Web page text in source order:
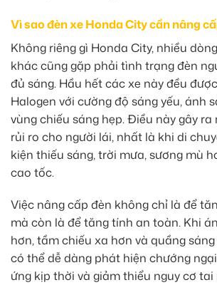
Vì sao đèn xe Honda City cần nâng
Không riêng gì Honda City, nhiều
khác cũng gặp phải tình trạng đèn
đủ sáng. Hầu hết các xe này đều
Halogen với cường độ sáng yếu, ánh
vùng chiếu sáng hẹp. Điều này gây ra
rủi ro cho người lái, nhất là khi di
kiện thiếu sáng, trời mưa, sương mù
cao tốc.
Việc nâng cấp đèn không chỉ là để
mà còn là để tăng tính an toàn. Khi
hơn, tầm chiếu xa hơn và quầng
có thể dễ dàng phát hiện chướng
ứng kịp thời và giảm thiểu nguy cơ tai